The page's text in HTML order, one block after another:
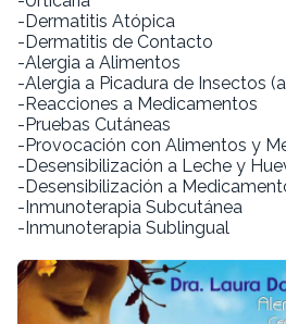
-Dermatitis Atópica
-Dermatitis de Contacto
-Alergia a Alimentos
-Alergia a Picadura de Insectos
-Reacciones a Medicamentos
-Pruebas Cutáneas
-Provocación con Alimentos y
-Desensibilización a Leche y
-Desensibilización a
-Inmunoterapia Subcutánea
-Inmunoterapia Sublingual